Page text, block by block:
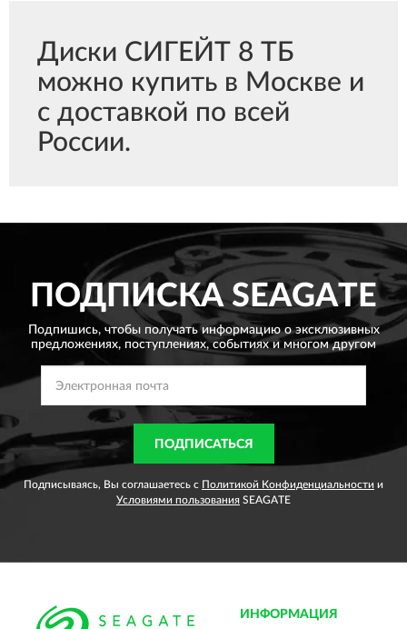
Диски СИГЕЙТ 8 ТБ
можно купить в Москве и
с доставкой по всей
России.
ПОДПИСКА SEAGATE
Подпишись, чтобы получать информацию о эксклюзивных
предложениях, поступлениях, событиях и многом другом
ПОДПИСАТЬСЯ
Подписываясь, Вы соглашаетесь с Политикой Конфиденциальности и
Условиями пользования SEAGATE
ИНФОРМАЦИЯ